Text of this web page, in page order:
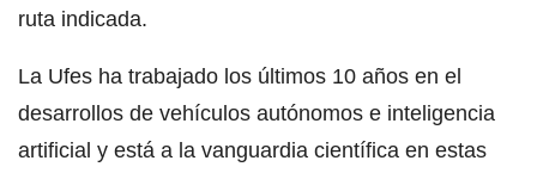
ruta indicada.
La Ufes ha trabajado los últimos 10 años en el
desarrollos de vehículos autónomos e inteligencia
artificial y está a la vanguardia científica en estas